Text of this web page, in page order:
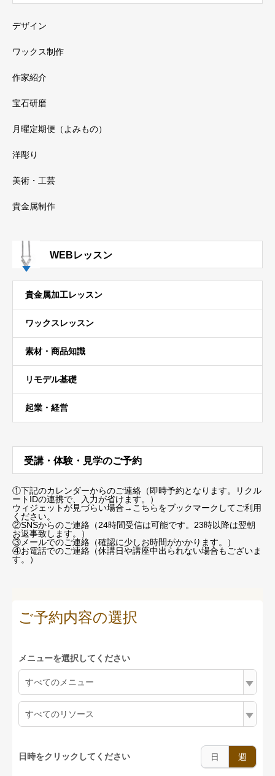
デザイン
ワックス制作
作家紹介
宝石研磨
月曜定期便（よみもの）
洋彫り
美術・工芸
貴金属制作
WEBレッスン
貴金属加工レッスン
ワックスレッスン
素材・商品知識
リモデル基礎
起業・経営
受講・体験・見学のご予約
①下記のカレンダーからのご連絡（即時予約となります。リクル
ートIDの連携で、入力が省けます。）
ウィジェットが見づらい場合→こちらをブックマーク してご利用
ください。
②SNSからのご連絡（24時間受信は可能です。23時以降は翌朝
お返事致します。）
③メールでのご連絡（確認に少しお時間がかかります。）
④お電話でのご連絡（休講日や講座中出られない場合もございま
す。）